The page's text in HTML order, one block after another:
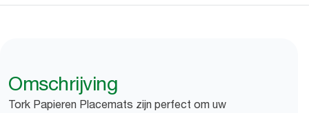
Omschrijving
Tork Papieren Placemats zijn perfect om uw